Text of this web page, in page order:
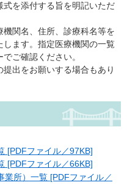
を添付する旨を明記いただ
関名、住所、診療科名等を
ます。指定医療機関の一覧
ご確認ください。
出をお願いする場合もあり
[PDFファイル／97KB]
[PDFファイル／66KB]
業所）一覧 [PDFファイル／